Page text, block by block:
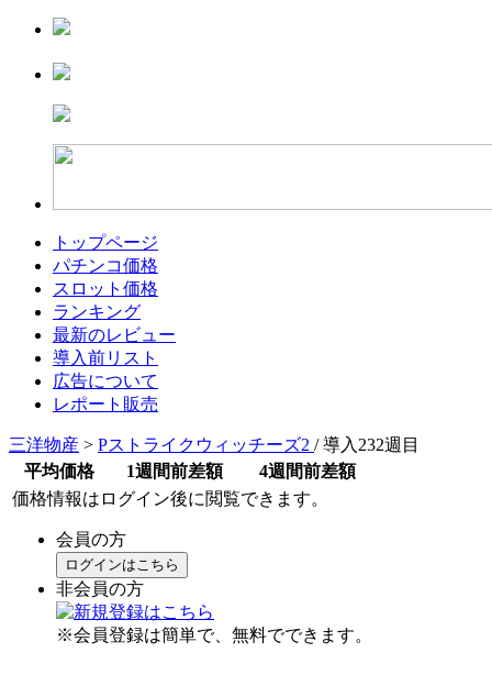
トップページ
パチンコ価格
スロット価格
ランキング
最新のレビュー
導入前リスト
広告について
レポート販売
三洋物産 > Pストライクウィッチーズ2 / 導入232週目
平均価格
1週間前差額
4週間前差額
価格情報はログイン後に閲覧できます。
会員の方
ログインはこちら
非会員の方
※会員登録は簡単で、無料でできます。